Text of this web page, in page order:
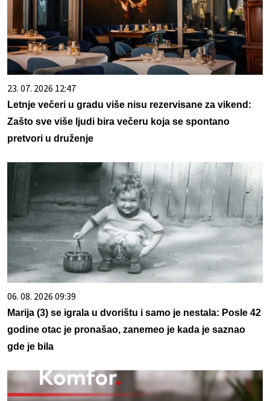
23. 07. 2026 12:47
Letnje večeri u gradu više nisu rezervisane za vikend:
Zašto sve više ljudi bira večeru koja se spontano
pretvori u druženje
06. 08. 2026 09:39
Marija (3) se igrala u dvorištu i samo je nestala: Posle 42
godine otac je pronašao, zanemeo je kada je saznao
gde je bila